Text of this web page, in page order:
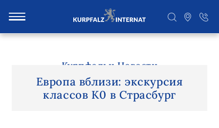
S
Курпфальц Новости
Европа вблизи: экскурсия
классов K0 в Страсбург